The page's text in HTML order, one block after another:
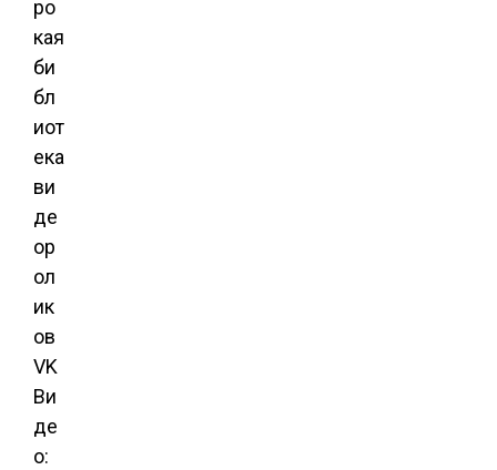
ро
кая
би
бл
иот
ека
ви
де
ор
ол
ик
ов
VK
Ви
де
о: